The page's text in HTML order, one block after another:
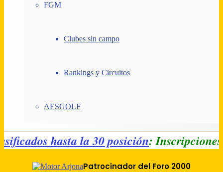
FGM
Clubes sin campo
Rankings y Circuitos
AESGOLF
hasta la 30 posición:
Patrocinador del Foro 2000